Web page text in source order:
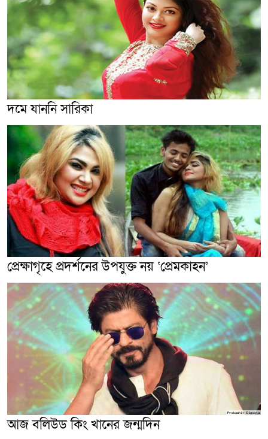
দমে যাননি সারিকা
প্রেক্ষাগৃহে প্রদর্শনের উপযুক্ত নয় ‘প্রেমকাহন’
আজ বলিউড কিং খানের জন্মদিন